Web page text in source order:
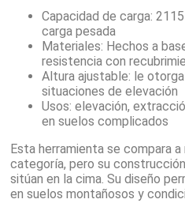
Capacidad de carga:
carga pesada
Materiales: Hechos a
resistencia con
Altura ajustable: le
situaciones de elevación
Usos: elevación,
en suelos complicados
Esta herramienta se compara
categoría, pero su
sitúan en la cima. Su diseño
en suelos montañosos y